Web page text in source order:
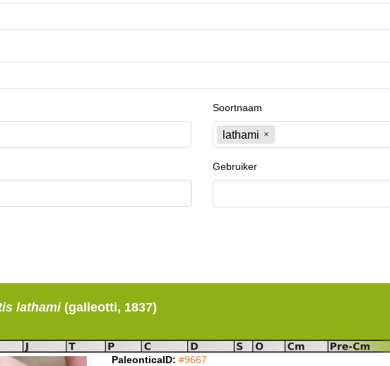
Soortnaam
lathami
Gebruiker
lathami (galleotti, 1837)
PaleonticaID: #9667